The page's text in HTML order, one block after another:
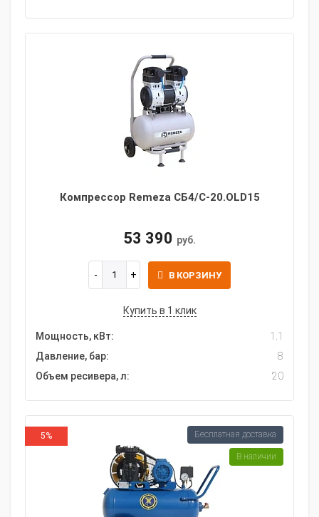
Компрессор Remeza СБ4/C-20.OLD15
53 390 руб.
В КОРЗИНУ
Купить в 1 клик
Мощность, кВт:
1.1
Давление, бар:
8
Объем ресивера, л:
20
5% Бесплатная доставка
В наличии